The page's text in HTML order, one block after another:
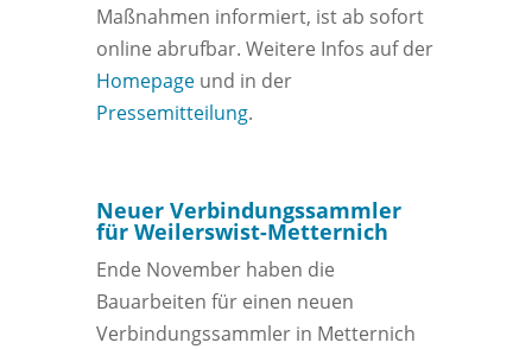
Maßnahmen informiert, ist ab sofort
online abrufbar. Weitere Infos auf der
Homepageund in der
Pressemitteilung.
Neuer Verbindungssammler
für Weilerswist-Metternich
Ende November haben die
Bauarbeiten für einen neuen
Verbindungssammler in Metternich